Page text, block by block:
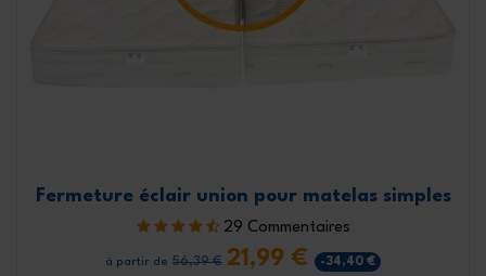
Fermeture éclair union pour matelas simples
29 Commentaires
à partir de 56,39 € 21,99 € -34,40 €